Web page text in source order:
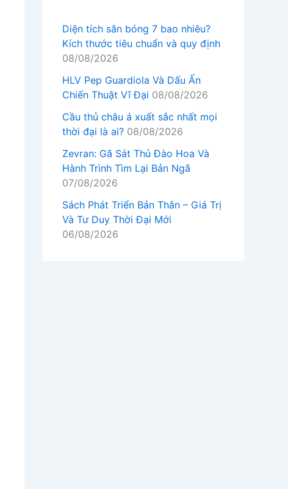
Diện tích sân bóng 7 bao nhiêu?
Kích thước tiêu chuẩn và quy định
08/08/2026
HLV Pep Guardiola Và Dấu Ấn
Chiến Thuật Vĩ Đại 08/08/2026
Cầu thủ châu á xuất sắc nhất mọi
thời đại là ai? 08/08/2026
Zevran: Gã Sát Thủ Đào Hoa Và
Hành Trình Tìm Lại Bản Ngã
07/08/2026
Sách Phát Triển Bản Thân – Giá Trị
Và Tư Duy Thời Đại Mới
06/08/2026